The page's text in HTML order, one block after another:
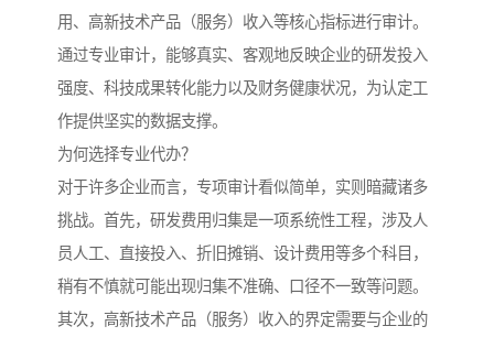
用、高新技术产品（服务）收入等核心指标进行审计。
通过专业审计，能够真实、客观地反映企业的研发投入
强度、科技成果转化能力以及财务健康状况，为认定工
作提供坚实的数据支撑。
为何选择专业代办？
对于许多企业而言，专项审计看似简单，实则暗藏诸多
挑战。首先，研发费用归集是一项系统性工程，涉及人
员人工、直接投入、折旧摊销、设计费用等多个科目，
稍有不慎就可能出现归集不准确、口径不一致等问题。
其次，高新技术产品（服务）收入的界定需要与企业的